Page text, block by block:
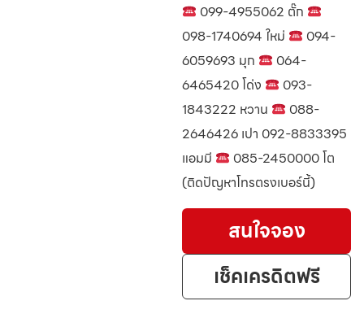
099-4955062 ตั๊ก
098-1740694 ใหม่
094-
6059693 มุก
064-
6465420 โด่ง
093-
1843222 หวาน
088-
2646426 เปา 092-8833395
แอมมี
085-2450000 โต
(ติดปัญหาโทรตรงเบอร์นี้)
สนใจจอง
เช็คเครดิตฟรี